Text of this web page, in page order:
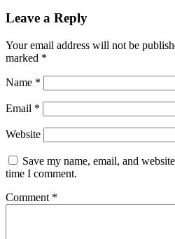
Leave a Reply
Your email address will not be
marked *
Name *
Email *
Website
Save my name, email, and
time I comment.
Comment *